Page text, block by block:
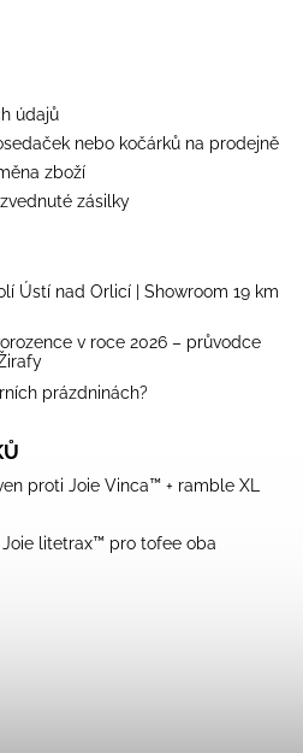
údajů
nebo kočárků na prodejně
zboží
zásilky
Ústí nad Orlicí | Showroom 19 km
v roce 2026 – průvodce
prázdninách?
proti Joie Vinca™ + ramble XL
litetrax™ pro tofee oba